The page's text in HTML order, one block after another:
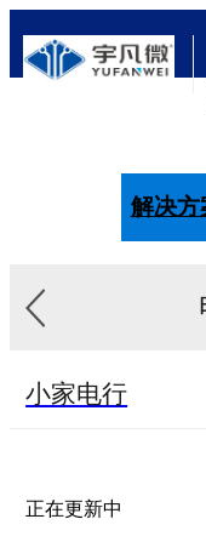
解决方
小家电行
医美行业
正在更新中